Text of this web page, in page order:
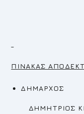
ΠΙΝΑΚΑΣ
ΔΗΜΑΡΧΟΣ
ΔΗΜΗΤΡΙΟΣ